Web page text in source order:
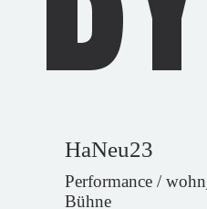
HaNeu23
Performance /
Bühne